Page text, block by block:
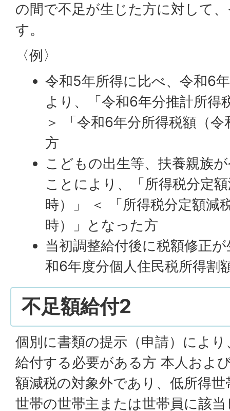
の間で不足が生じた方に対して
す。
〈例〉
令和5年所得に比べ、令和6
より、「令和6年分推計所得
＞ 「令和6年分所得税額（
方
こどもの出生等、扶養親族
ことにより、「所得税分定
時）」 ＜ 「所得税分定額減
時）」となった方
当初調整給付後に税額修正
和6年度分個人住民税所得割
不足額給付2
個別に書類の提示（申請）によ
給付する必要がある方 本人およ
額減税の対象外であり、低所得
世帯の世帯主または世帯員に該